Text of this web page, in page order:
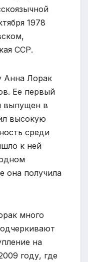
1978
ССР.
Анна Лорак
Ее первый
выпущен в
высокую
среди
к ней
она получила
много
на
году, где